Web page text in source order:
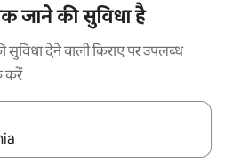
जाने की सुविधा है
देने वाली किराए पर उपलब्ध
करें
और डाउन 'ऐरो की' का इस्तेमाल करके नेविगेट